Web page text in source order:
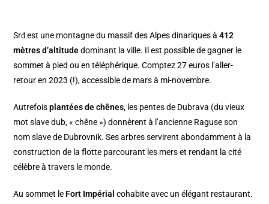
Srđ est une montagne du massif des Alpes dinariques à412
mètres d’altitudedominant la ville. Il est possible de gagner le
sommet à pied ou en téléphérique. Comptez 27 euros l’aller-
retour en 2023 (!), accessible de mars à mi-novembre.
Autrefoisplantées de chênes, les pentes de Dubrava (du vieux
mot slave dub, « chêne ») donnèrent à l’ancienne Raguse son
nom slave de Dubrovnik. Ses arbres servirent abondamment à la
construction de la flotte parcourant les mers et rendant la cité
célèbre à travers le monde.
Au sommet le Fort Impérial cohabite avec un élégant restaurant.